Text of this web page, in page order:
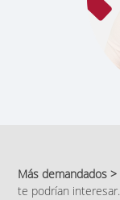
Más demandados >
te podrían interesar.